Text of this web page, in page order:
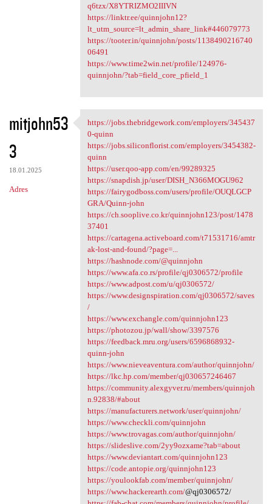
q6tzx/X8YTRIZMO2IIIVN
https://linktr.ee/quinnjohn12?
lt_utm_source=lt_admin_share_link#446079773
https://tooter.in/quinnjohn/posts/1138490216740
06491
https://www.time2win.net/profile/124976-
quinnjohn/?tab=field_core_pfield_1
mitjohn53
3
18.01.2025
Adres
https://jobs.thebridgework
https://jobs.thebridgework.com/employers/345437
0-quinn
https://jobs.siliconflorist.com/employers/3454382-
quinn
https://user.qoo-app.com/en/99289325
https://snapdish.jp/user/DISH_N366MOGU962
https://fairygodboss.com/users/profile/OUQLGCP
GRA/Quinn-john
https://ch.sooplive.co.kr/quinnjohn123/post/1478
37401
https://cartagena.activeboard.com/t71531716/amtr
ak-lost-and-found/?page=...
https://hashnode.com/@quinnjohn
https://www.afa.co.rs/profile/qj0306572/profile
https://www.adpost.com/u/qj0306572/
https://www.designspiration.com/qj0306572/saves
/
https://www.exchangle.com/quinnjohn123
https://photozou.jp/wall/show/3397576
https://feedback.mru.org/users/6596868932-
quinn-john
https://www.nieveaventura.com/author/quinnjohn/
https://lkc.hp.com/member/qj030657246467
https://community.alexgyver.ru/members/quinnjoh
n.92838/#about
https://manufacturers.network/user/quinnjohn/
https://www.checkli.com/quinnjohn
https://www.trovagas.com/author/quinnjohn/
https://slideslive.com/2yy9ozxame?tab=about
https://www.deviantart.com/quinnjohn123
https://code.antopie.org/quinnjohn123
https://youlookfab.com/member/quinnjohn/
https://www.hackerearth.com/@qj0306572/